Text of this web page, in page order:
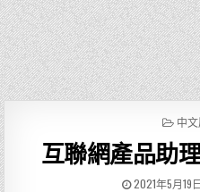
P
S
T
E
中
互聯網產品助
2021年5月19日